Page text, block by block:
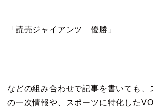
「読売ジャイアンツ 優勝」
などの組み合わせで記事を書いても、
の一次情報や、スポーツに特化した